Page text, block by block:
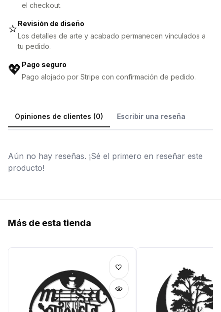
el checkout.
⭐Revisión de diseño
Los detalles de arte y acabado permanecen vinculados a
tu pedido.
💖 Pago seguro
Pago alojado por Stripe con confirmación de pedido.
Opiniones de clientes (0) Escribir una reseña
Aún no hay reseñas. ¡Sé el primero en reseñar este
producto!
Más de esta tienda